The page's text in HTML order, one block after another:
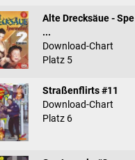
Alte Drecksäue - Spe
...
Download-Chart
Platz 5
Straßenflirts #11
Download-Chart
Platz 6